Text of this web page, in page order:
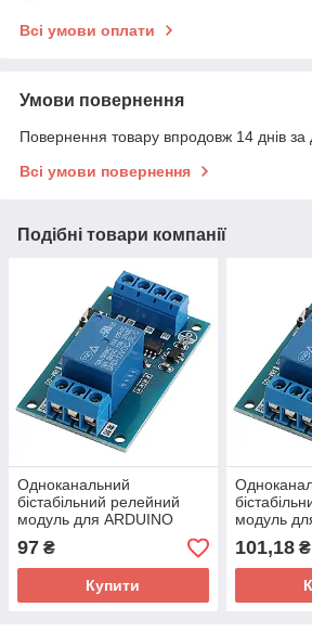
Всі умови оплати
Умови повернення
Повернення товару впродовж 14 днів за
Всі умови повернення
Подібні товари компанії
Одноканальний
бістабільний релейний
модуль для ARDUINO
контролерів, 12В 10А
97 ₴
Купити
модуль
101,18₴